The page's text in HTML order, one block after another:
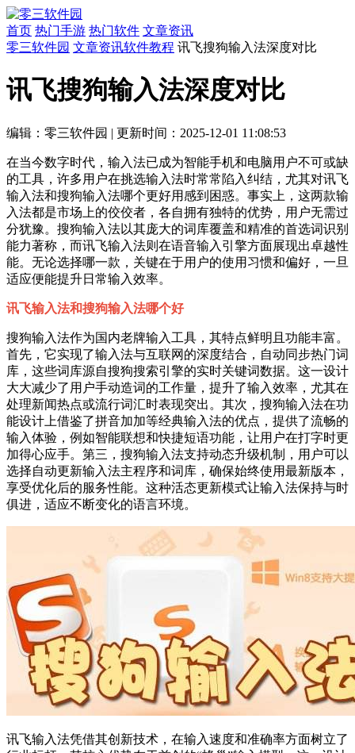
首页 热门手游 热门软件 文章资讯
零三软件园 文章资讯软件教程 讯飞搜狗输入法深度对比
讯飞搜狗输入法深度对比
编辑：零三软件园 | 更新时间：2025-12-01 11:08:53
在当今数字时代，输入法已成为智能手机和电脑用户不可或缺
的工具，许多用户在挑选输入法时常常陷入纠结，尤其对讯飞
输入法和搜狗输入法哪个更好用感到困惑。事实上，这两款输
入法都是市场上的佼佼者，各自拥有独特的优势，用户无需过
分犹豫。搜狗输入法以其庞大的词库覆盖和精准的首选词识别
能力著称，而讯飞输入法则在语音输入引擎方面展现出卓越性
能。无论选择哪一款，关键在于用户的使用习惯和偏好，一旦
适应便能提升日常输入效率。
讯飞输入法和搜狗输入法哪个好
搜狗输入法作为国内老牌输入工具，其特点鲜明且功能丰富。
首先，它实现了输入法与互联网的深度结合，自动同步热门词
库，这些词库源自搜狗搜索引擎的实时关键词数据。这一设计
大大减少了用户手动造词的工作量，提升了输入效率，尤其在
处理新闻热点或流行词汇时表现突出。其次，搜狗输入法在功
能设计上借鉴了拼音加加等经典输入法的优点，提供了流畅的
输入体验，例如智能联想和快捷短语功能，让用户在打字时更
加得心应手。第三，搜狗输入法支持动态升级机制，用户可以
选择自动更新输入法主程序和词库，确保始终使用最新版本，
享受优化后的服务性能。这种活态更新模式让输入法保持与时
俱进，适应不断变化的语言环境。
讯飞输入法凭借其创新技术，在输入速度和准确率方面树立了